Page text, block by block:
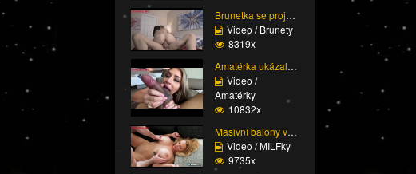
Brunetka se projede na...
Video / Brunety
8319x
Amatérka ukázala svoje...
Video /
Amatérky
10832x
Masivní balóny v akci
Video / MILFky
9735x